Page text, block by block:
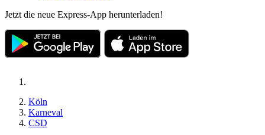
Jetzt die neue Express-App herunterladen!
Köln
Karneval
CSD